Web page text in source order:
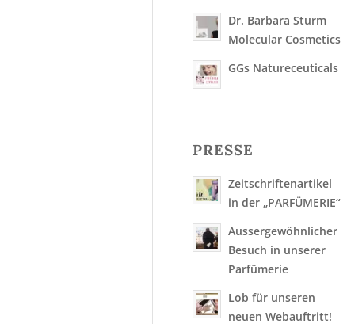
Dr. Barbara Sturm
Molecular Cosmetics
GGs Natureceuticals
PRESSE
Zeitschriftenartikel
in der „PARFÜMERIE“
Aussergewöhnlicher
Besuch in unserer
Parfümerie
Lob für unseren
neuen Webauftritt!